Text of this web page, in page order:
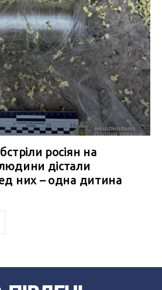
росіян на
дістали
них – одна дитина